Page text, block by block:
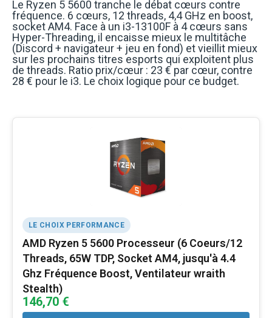
Le Ryzen 5 5600 tranche le débat cœurs contre
fréquence. 6 cœurs, 12 threads, 4,4 GHz en boost,
socket AM4. Face à un i3-13100F à 4 cœurs sans
Hyper-Threading, il encaisse mieux le multitâche
(Discord + navigateur + jeu en fond) et vieillit mieux
sur les prochains titres esports qui exploitent plus
de threads. Ratio prix/cœur : 23 € par cœur, contre
28 € pour le i3. Le choix logique pour ce budget.
LE CHOIX PERFORMANCE
AMD Ryzen 5 5600 Processeur (6 Coeurs/12
Threads, 65W TDP, Socket AM4, jusqu'à 4.4
Ghz Fréquence Boost, Ventilateur wraith
Stealth)
146,70 €